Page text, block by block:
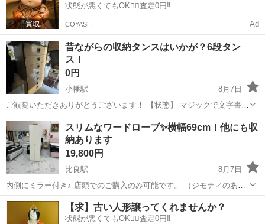
状態が悪くてもOK🙆‍♀️査定0円‼️
COYASH Ad
昔ながらの収納タンスはいかが？6段タン
ス！
0円
小幡駅
8月7日
ご観覧いただきありがとうございます！ 【状態】 マジックで文字書い
ています。表面一部剥がれあり。見た目の状態はかなり良いとは言え
ませんが、まだまだ使える昔ながらのタンスです！DIYでキレイにする
のも良し、そのまま使うのも...
愛知 名古屋市 小幡駅 収納家具 タンス
スリムなワードローブ✨横幅69cm！他にも収
納あります
19,800円
比良駅
8月7日
内側にミラー付き♪ 店頭でのご購入のみ可能です。 （ジモティのあん
しん決済機能は対応できかねます。） W68.7 D53.8 H190.6 cm ✨名古
屋市北区実店舗リサイクルショップ ノストラカーザミーアです✨...
愛知 名古屋市 比良駅 収納家具 ワードローブ
【求】古い人形譲ってくれませんか？
状態が悪くてもOK🙆‍♀️査定0円‼️